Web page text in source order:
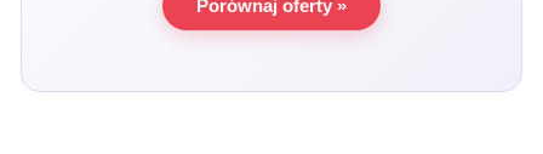
Porównaj oferty »